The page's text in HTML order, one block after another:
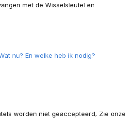
met de Wisselsleutel en
nu? En welke heb ik nodig?
worden niet geaccepteerd, Zie onze